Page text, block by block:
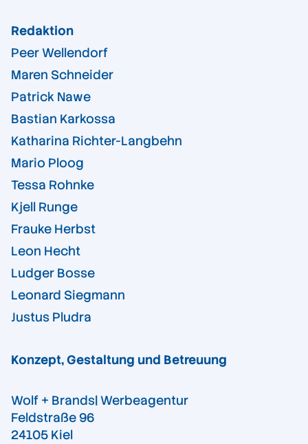
Redaktion
Peer Wellendorf
Maren Schneider
Patrick Nawe
Bastian Karkossa
Katharina Richter-Langbehn
Mario Ploog
Tessa Rohnke
Kjell Runge
Frauke Herbst
Leon Hecht
Ludger Bosse
Leonard Siegmann
Justus Pludra
Konzept, Gestaltung und Betreuung
Wolf + Brands| Werbeagentur
Feldstraße 96
24105 Kiel